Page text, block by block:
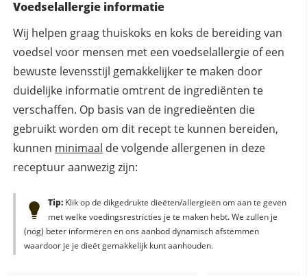
Voedselallergie informatie
Wij helpen graag thuiskoks en koks de bereiding van
voedsel voor mensen met een voedselallergie of een
bewuste levensstijl gemakkelijker te maken door
duidelijke informatie omtrent de ingrediënten te
verschaffen. Op basis van de ingredieënten die
gebruikt worden om dit recept te kunnen bereiden,
kunnen minimaal de volgende allergenen in deze
receptuur aanwezig zijn:
Tip:Klik op de dikgedrukte dieëten/allergieën om aan te geven
met welke voedingsrestricties je te maken hebt. We zullen je
(nog) beter informeren en ons aanbod dynamisch afstemmen
waardoor je je dieët gemakkelijk kunt aanhouden.